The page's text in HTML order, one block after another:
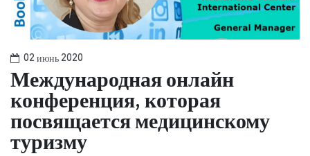
02 июнь 2020
Международная онлайн
конференция, которая
посвящается медицинскому
туризму